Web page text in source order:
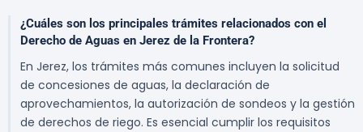
¿Cuáles son los principales trámites relacionados con el
Derecho de Aguas en Jerez de la Frontera?
En Jerez, los trámites más comunes incluyen la solicitud
de concesiones de aguas, la declaración de
aprovechamientos, la autorización de sondeos y la gestión
de derechos de riego. Es esencial cumplir los requisitos